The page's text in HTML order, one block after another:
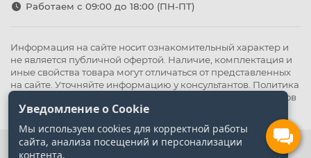
Работаем с 09:00 до 18:00 (ПН-ПТ)
Информация на сайте носит ознакомительный характер и
не является публичной офертой. Наличие, комплектация и
иные свойства товара могут отличаться от представленных
на сайте. Уточняйте информацию у консультантов. Политика
Политика обработки файлов
cookie
Уведомление о Cookie
Мы используем cookies для корректной работы
сайта, анализа посещений и персонализации
контента.